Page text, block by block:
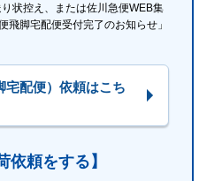
状控え、または佐川急便WEB集
飛脚宅配便受付完了のお知らせ」
宅配便）依頼はこち
依頼をする】